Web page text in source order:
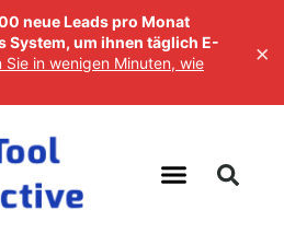
neue Leads pro Monat
System, um ihnen täglich E-
Sie in wenigen Minuten, wie
×